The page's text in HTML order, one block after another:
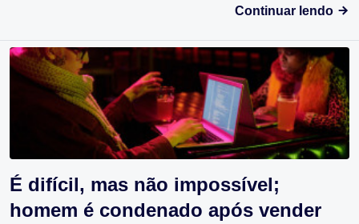
Continuar lendo
É difícil, mas não impossível;
homem é condenado após vender